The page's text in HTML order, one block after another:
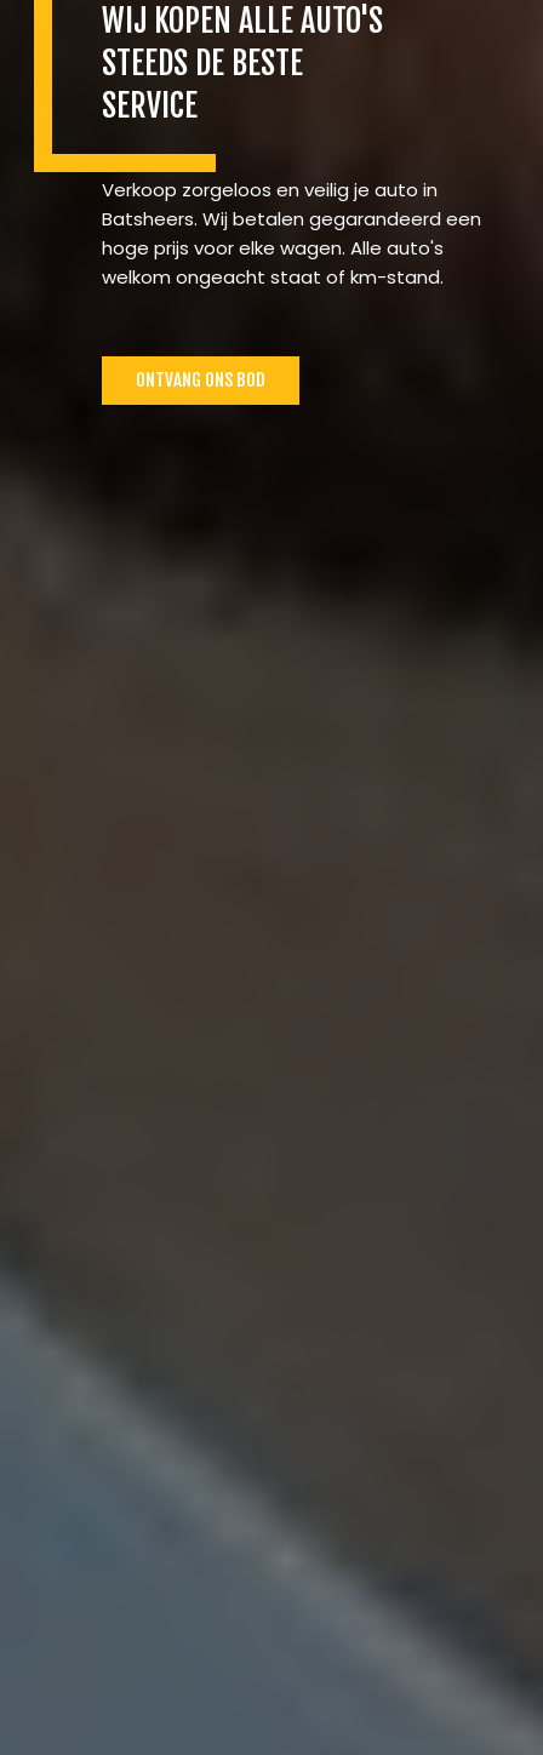
WIJ KOPEN ALLE AUTO'S
STEEDS DE BESTE
SERVICE
Verkoop zorgeloos en veilig je auto in
Batsheers. Wij betalen gegarandeerd een
hoge prijs voor elke wagen. Alle auto's
welkom ongeacht staat of km-stand.
ONTVANG ONS BOD